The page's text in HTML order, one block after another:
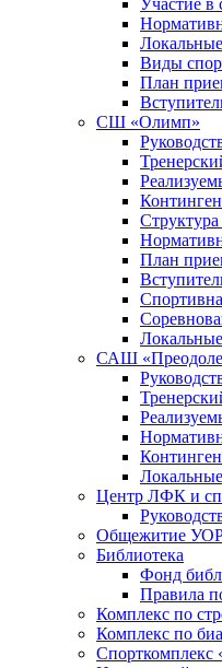
Участие в
Виды
План
СШ «Олимп»
План
САШ
Центр ЛФК и
Общежитие
Библиотека
Фонд
Правила
Комплекс по
Комплекс по